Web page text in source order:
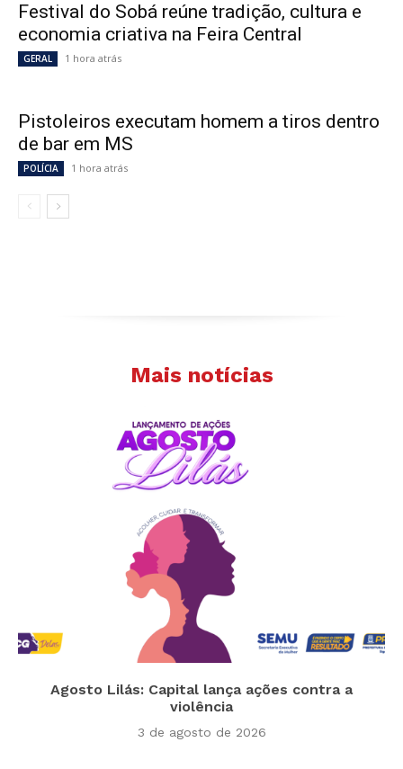
Festival do Sobá reúne tradição, cultura e
economia criativa na Feira Central
GERAL 1 hora atrás
Pistoleiros executam homem a tiros dentro
de bar em MS
POLÍCIA 1 hora atrás
Mais notícias
Agosto Lilás: Capital lança ações contra a
violência
3 de agosto de 2026